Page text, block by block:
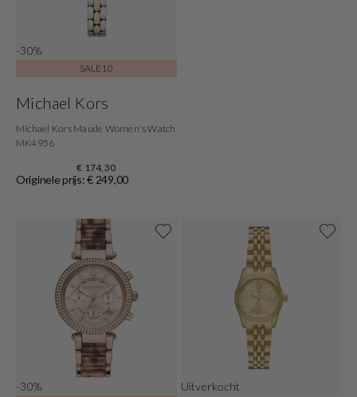
-30%
SALE10
Michael Kors
Michael Kors Maude Women's Watch
MK4956
€ 174,30
Originele prijs: € 249,00
-30% Uitverkocht